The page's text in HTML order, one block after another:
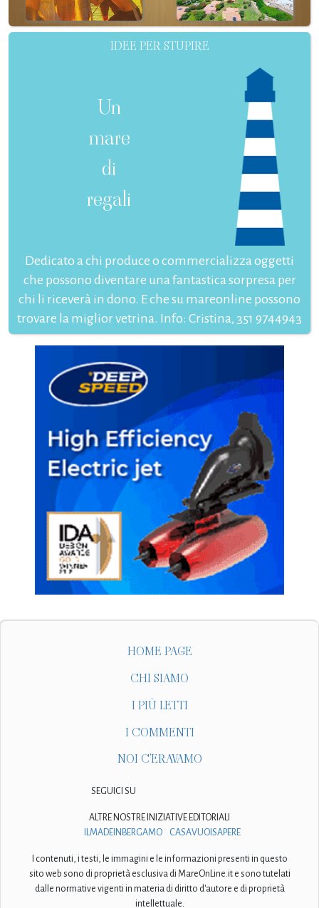
IDEE PER STUPIRE
Un
mare
di
regali
Dedicato a chi produce o commercializza oggetti
che possono diventare una fantastica sorpresa per
chi li riceverà in dono. E che su mareonline possono
trovare la miglior vetrina. Info: Cristina, 351 9744943
HOME PAGE
CHI SIAMO
I PIÙ LETTI
I COMMENTI
NOI C'ERAVAMO
SEGUICI SU
ALTRE NOSTRE INIZIATIVE EDITORIALI
ILMADEINBERGAMO
CASAVUOISAPERE
I contenuti, i testi, le immagini e le informazioni presenti in questo
sito web sono di proprietà esclusiva di MareOnLine.it e sono tutelati
dalle normative vigenti in materia di diritto d'autore e di proprietà
intellettuale.